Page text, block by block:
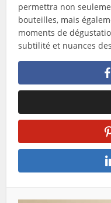
permettra non
bouteilles, mais
moments de
subtilité et nuances